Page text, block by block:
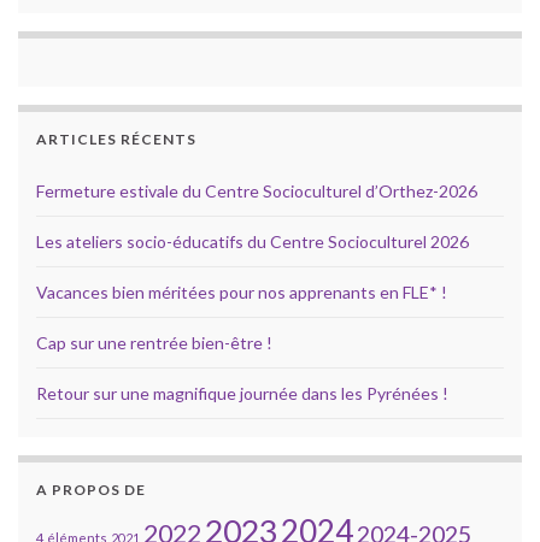
ARTICLES RÉCENTS
Fermeture estivale du Centre Socioculturel d’Orthez-2026
Les ateliers socio-éducatifs du Centre Socioculturel 2026
Vacances bien méritées pour nos apprenants en FLE* !
Cap sur une rentrée bien-être !
Retour sur une magnifique journée dans les Pyrénées !
A PROPOS DE
4 éléments 2021 2022202320242024-2025